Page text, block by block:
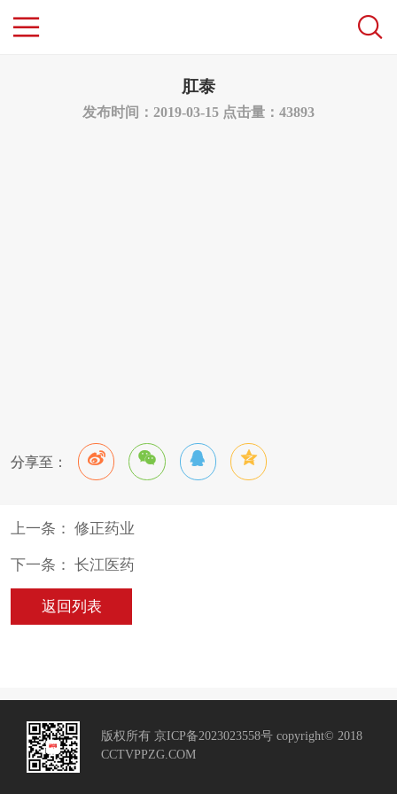
肛泰
发布时间：2019-03-15 点击量：43893
分享至：
上一条： 修正药业
下一条： 长江医药
返回列表
版权所有 京ICP备2023023558号 copyright© 2018
CCTVPPZG.COM